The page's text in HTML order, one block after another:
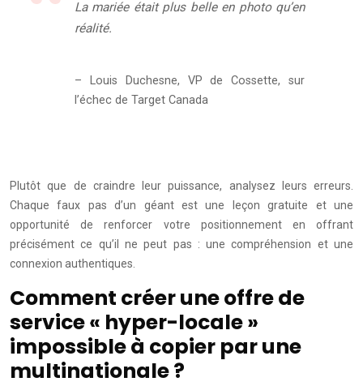
La mariée était plus belle en photo qu’en
réalité.
– Louis Duchesne, VP de Cossette, sur
l’échec de Target Canada
Plutôt que de craindre leur puissance, analysez leurs erreurs.
Chaque faux pas d’un géant est une leçon gratuite et une
opportunité de renforcer votre positionnement en offrant
précisément ce qu’il ne peut pas : une compréhension et une
connexion authentiques.
Comment créer une offre de
service « hyper-locale »
impossible à copier par une
multinationale ?